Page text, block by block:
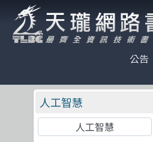
公告
天瓏門市春節營業公告
※電子發票使用說明※
天瓏日｜滿千折百
AI Coding
Machine Learning
Design Pattern
全部分類
嵌入式系統
碁峰資訊
歐萊禮
電子開發板
HITCON
Make 國際中文版
人工智慧
人工智慧